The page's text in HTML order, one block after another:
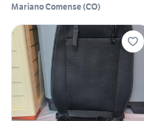
Mariano Comense(CO)